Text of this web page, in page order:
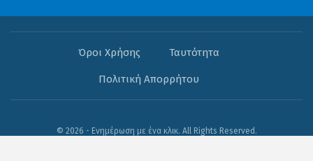
Όροι Χρήσης Ταυτότητα
Πολιτική Απορρήτου
© 2026 - Ενημέρωση με ένα κλικ. All Rights Reserved.